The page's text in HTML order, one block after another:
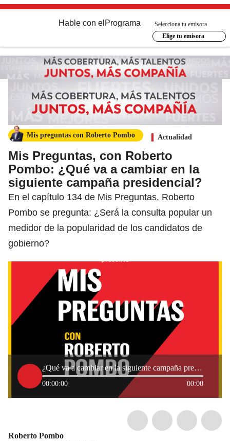
Hable con el Programa
Selecciona tu emisora
Elige tu emisora
Mis preguntas con Roberto Pombo Actualidad
Mis Preguntas, con Roberto
Pombo: ¿Qué va a cambiar en la
siguiente campaña presidencial?
En el capítulo 134 de Mis Preguntas, Roberto
Pombo se pregunta: ¿Será la consulta popular un
medidor de la popularidad de los candidatos de
gobierno?
¿Qué va a cambiar en la siguiente campaña presidencial?
00:00:00 00:00
Roberto Pombo